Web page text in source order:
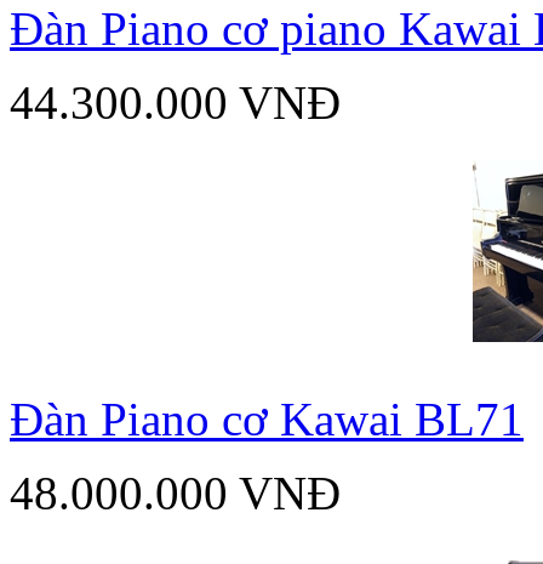
Đàn Piano cơ piano Kawai
44.300.000 VNĐ
Đàn Piano cơ Kawai BL71
48.000.000 VNĐ